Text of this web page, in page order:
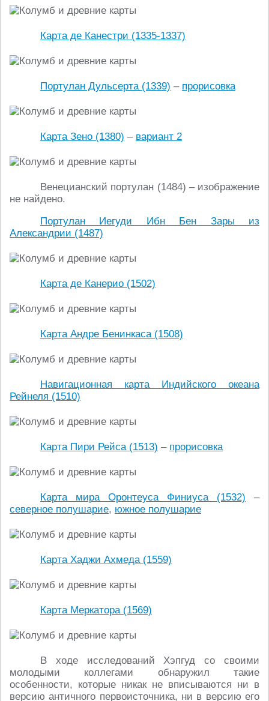
Карта де Канестри (1335-1337)
Портулан Дульсерта (1339) – прорисовка
Карта Зено (1380) – вариант 2
Венецианский портулан (1484) – изображение
не найдено.
Портулан Иегуди Ибн Бен Зары из
Александрии (1487)
Карта де Канерио (1502)
Карта Андре Бенинкаса (1508)
Навигационная карта Индийского океана
Рейнеля (1510)
Карта Пири Рейса (1513) – прорисовка
Карта мира Оронтеуса Финиуса (1532) –
северное полушарие, южное полушарие
Карта Хаджи Ахмеда (1559)
Карта Меркатора (1569)
В ходе исследований Хэпгуд со своими
молодыми коллегами обнаружил такие
особенности, которые никак не вписываются ни в
версию античного первоисточника, ни в версию его